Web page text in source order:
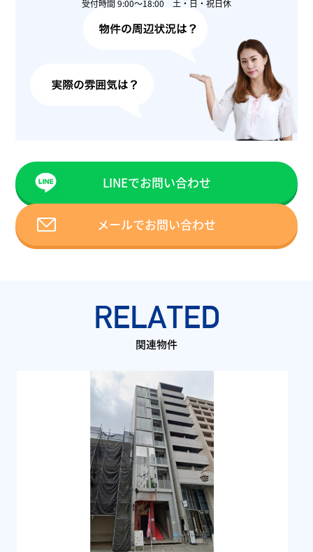
受付時間 9:00〜18:00 土・日・祝日休
LINEでお問い合わせ
メールでお問い合わせ
RELATED
関連物件